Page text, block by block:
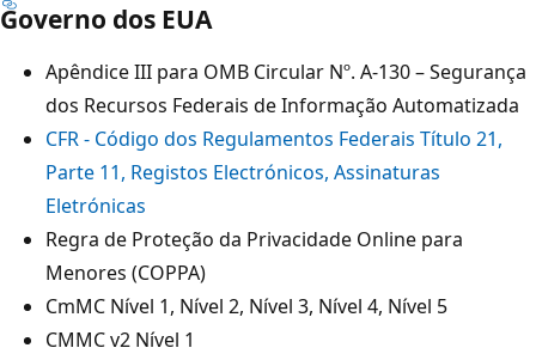
Governo dos EUA
Apêndice III para OMB Circular Nº. A-130 – Segurança
dos Recursos Federais de Informação Automatizada
CFR - Código dos Regulamentos Federais Título 21,
Parte 11, Registos Electrónicos, Assinaturas
Eletrónicas
Regra de Proteção da Privacidade Online para
Menores (COPPA)
CmMC Nível 1, Nível 2, Nível 3, Nível 4, Nível 5
CMMC v2 Nível 1